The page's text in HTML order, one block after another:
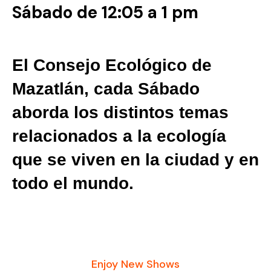
Sábado de 12:05 a 1 pm
El Consejo Ecológico de
Mazatlán, cada Sábado
aborda los distintos temas
relacionados a la ecología
que se viven en la ciudad y en
todo el mundo.
Enjoy New Shows